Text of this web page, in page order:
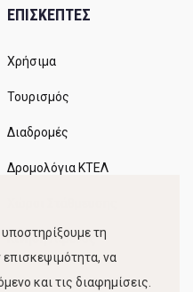
ΕΠΙΣΚΕΠΤΕΣ
Χρήσιμα
Τουρισμός
Διαδρομές
Δρομολόγια ΚΤΕΛ
Κίνηση Λιμένοςτη
να
και τις διαφημίσεις.